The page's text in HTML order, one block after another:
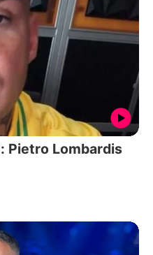
Pietro Lombardis